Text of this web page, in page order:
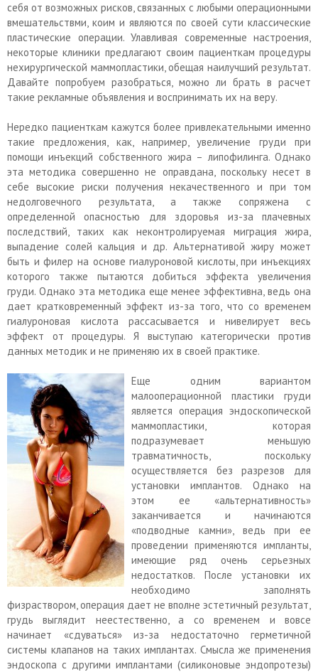
себя от возможных рисков, связанных с любыми операционными
вмешательствми, коим и являются по своей сути классические
пластические операции. Улавливая современные настроения,
некоторые клиники предлагают своим пациенткам процедуры
нехирургической маммопластики, обещая наилучший результат.
Давайте попробуем разобраться, можно ли брать в расчет
такие рекламные объявления и воспринимать их на веру.
Нередко пациенткам кажутся более привлекательными именно
такие предложения, как, например, увеличение груди при
помощи инъекций собственного жира – липофилинга. Однако
эта методика совершенно не оправдана, поскольку несет в
себе высокие риски получения некачественного и при том
недолговечного результата, а также сопряжена с
определенной опасностью для здоровья из-за плачевных
последствий, таких как неконтролируемая миграция жира,
выпадение солей кальция и др. Альтернативой жиру может
быть и филер на основе гиалуроновой кислоты, при инъекциях
которого также пытаются добиться эффекта увеличения
груди. Однако эта методика еще менее эффективна, ведь она
дает кратковременный эффект из-за того, что со временем
гиалуроновая кислота рассасывается и нивелирует весь
эффект от процедуры. Я выступаю категорически против
данных методик и не применяю их в своей практике.
Еще одним вариантом
малооперационной пластики груди
является операция эндоскопической
маммопластики, которая
подразумевает меньшую
травматичность, поскольку
осуществляется без разрезов для
установки имплантов. Однако на
этом ее «альтернативность»
заканчивается и начинаются
«подводные камни», ведь при ее
проведении применяются импланты,
имеющие ряд очень серьезных
недостатков. После установки их
необходимо заполнять
физраствором, операция дает не вполне эстетичный результат,
грудь выглядит неестественно, а со временем и вовсе
начинает «сдуваться» из-за недостаточно герметичной
системы клапанов на таких имплантах. Смысла же применения
эндоскопа с другими имплантами (силиконовые эндопротезы)